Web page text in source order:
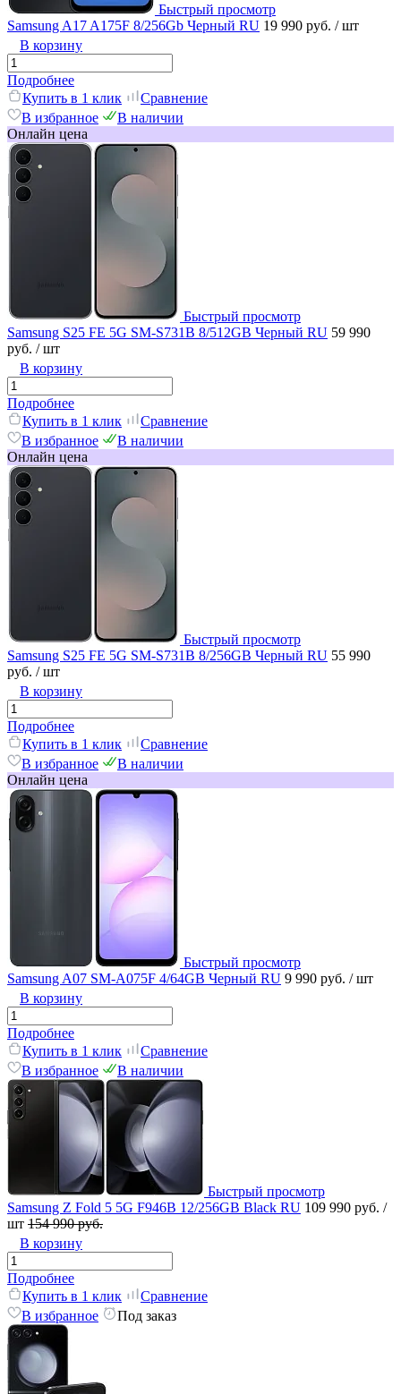
Быстрый просмотр
Samsung A17 A175F 8/256Gb Черный RU 19 990 руб. / шт
В корзину
Подробнее
Купить в 1 клик
Сравнение
В избранное
В наличии
Онлайн цена
Быстрый просмотр
Samsung S25 FE 5G SM-S731B 8/512GB Черный RU 59 990
руб. / шт
В корзину
Подробнее
Купить в 1 клик
Сравнение
В избранное
В наличии
Онлайн цена
Быстрый просмотр
Samsung S25 FE 5G SM-S731B 8/256GB Черный RU 55 990
руб. / шт
В корзину
Подробнее
Купить в 1 клик
Сравнение
В избранное
В наличии
Онлайн цена
Быстрый просмотр
Samsung A07 SM-A075F 4/64GB Черный RU 9 990 руб. / шт
В корзину
Подробнее
Купить в 1 клик
Сравнение
В избранное
В наличии
Быстрый просмотр
Samsung Z Fold 5 5G F946B 12/256GB Black RU 109 990 руб. /
шт 154 990 руб.
В корзину
Подробнее
Купить в 1 клик
Сравнение
В избранное
Под заказ